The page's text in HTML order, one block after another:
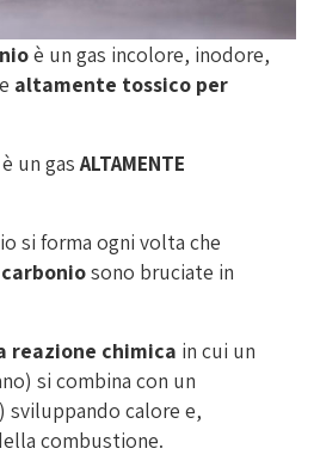
è un gas incolore, inodore,
altamente tossico per
un gasALTAMENTE
si forma ogni volta che
sono bruciate in
reazione chimica in cui un
si combina con un
sviluppando calore e,
combustione.